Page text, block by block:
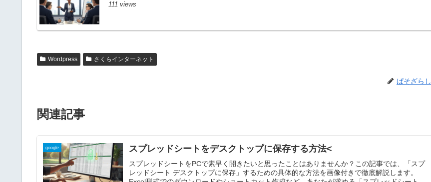
111 views
Wordpress さくらインターネット
ぱそざらし
関連記事
google スプレッドシートをデスクトップに保存する方法<
スプレッドシートをPCで素早く開きたいと思ったことはありませんか？この記事では、「スプ
レッドシート デスクトップに保存」するための具体的な方法を画像付きで徹底解説します。